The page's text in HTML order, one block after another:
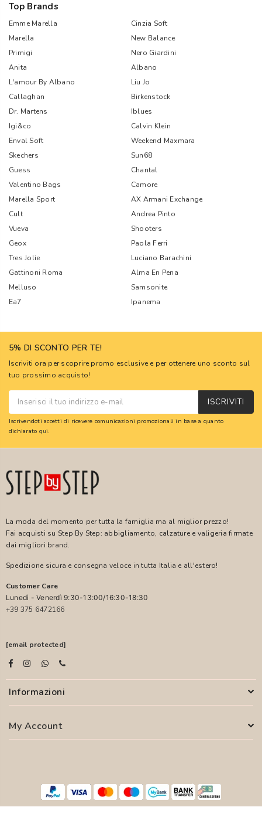
Top Brands
Emme Marella
Cinzia Soft
Marella
New Balance
Primigi
Nero Giardini
Anita
Albano
L'amour By Albano
Liu Jo
Callaghan
Birkenstock
Dr. Martens
Iblues
Igi&co
Calvin Klein
Enval Soft
Weekend Maxmara
Skechers
Sun68
Guess
Chantal
Valentino Bags
Camore
Marella Sport
AX Armani Exchange
Cult
Andrea Pinto
Vueva
Shooters
Geox
Paola Ferri
Tres Jolie
Luciano Barachini
Gattinoni Roma
Alma En Pena
Melluso
Samsonite
Ea7
Ipanema
5% DI SCONTO PER TE!
Iscriviti ora per scoprire promo esclusive e per ottenere uno sconto sul
tuo prossimo acquisto!
ISCRIVITI
Iscrivendoti accetti di ricevere comunicazioni promozionali in base a quanto
dichiarato qui.
La moda del momento per tutta la famiglia ma al miglior prezzo!
Fai acquisti su Step By Step: abbigliamento, calzature e valigeria firmate
dai migliori brand.
Spedizione sicura e consegna veloce in tutta Italia e all'estero!
Customer Care
Lunedì - Venerdì 9:30-13:00/16:30-18:30
+39 375 6472166
[email protected]
Informazioni
My Account